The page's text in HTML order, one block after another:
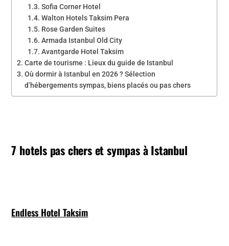
Sofia Corner Hotel
Walton Hotels Taksim Pera
Rose Garden Suites
Armada Istanbul Old City
Avantgarde Hotel Taksim
Carte de tourisme : Lieux du guide de Istanbul
Où dormir à Istanbul en 2026 ? Sélection
d’hébergements sympas, biens placés ou pas chers
7 hotels pas chers et sympas à Istanbul
Endless Hotel Taksim